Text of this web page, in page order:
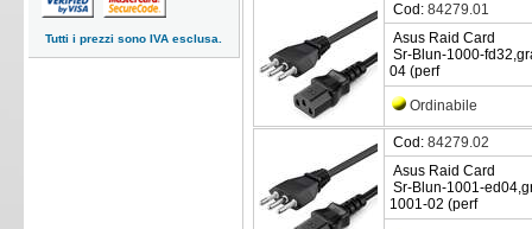
Tutti i prezzi sono IVA esclusa.
Cod: 84279.01
Asus Raid Card
Sr-Blun-1000-
04 (perf
Ordinabile
Cod: 84279.02
Asus Raid Card
Sr-Blun-1001-
1001-02 (perf